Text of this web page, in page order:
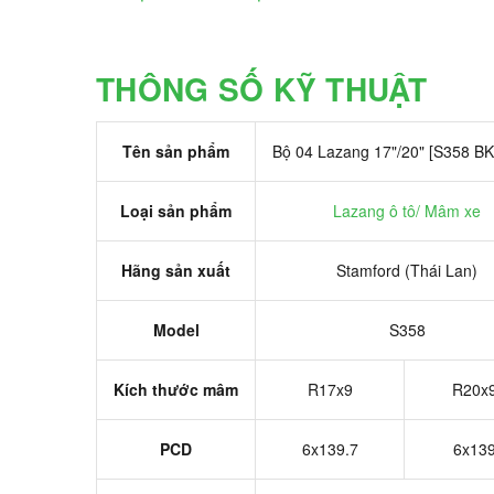
THÔNG SỐ KỸ THUẬT
Tên sản phẩm Bộ 04 Lazang 17"/20" [S358
Loại sản phẩm Lazang ô tô/ Mâm xe
Hãng sản xuất Stamford (Thái Lan)
Model S358
Kích thước mâm R17x9
PCD 6x139.7